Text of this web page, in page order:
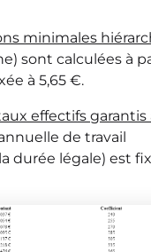
minimales
sont calculées à
à 5,65 €.
effectifs garantis
de travail
durée légale) est